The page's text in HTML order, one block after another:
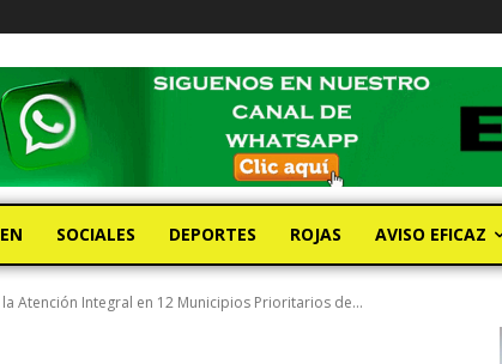
SOCIALES DEPORTES ROJAS AVISO EFICAZ
la Atención Integral en 12 Municipios Prioritarios de...